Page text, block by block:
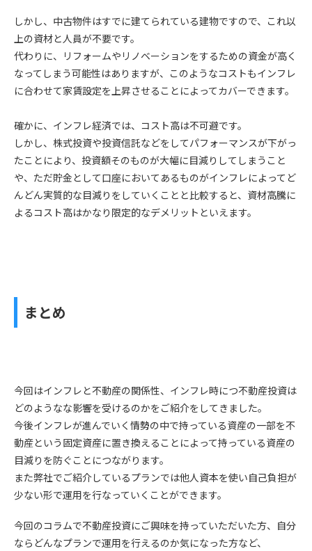
しかし、中古物件はすでに建てられている建物ですので、これ以
上の資材と人員が不要です。
代わりに、リフォームやリノベーションをするための資金が高く
なってしまう可能性はありますが、このようなコストもインフレ
に合わせて家賃設定を上昇させることによってカバーできます。
確かに、インフレ経済では、コスト高は不可避です。
しかし、株式投資や投資信託などをしてパフォーマンスが下がっ
たことにより、投資額そのものが大幅に目減りしてしまうこと
や、ただ貯金として口座においてあるものがインフレによってど
んどん実質的な目減りをしていくことと比較すると、資材高騰に
よるコスト高はかなり限定的なデメリットといえます。
まとめ
今回はインフレと不動産の関係性、インフレ時につ不動産投資は
どのようなな影響を受けるのかをご紹介をしてきました。
今後インフレが進んでいく情勢の中で持っている資産の一部を不
動産という固定資産に置き換えることによって持っている資産の
目減りを防ぐことにつながります。
また弊社でご紹介しているプランでは他人資本を使い自己負担が
少ない形で運用を行なっていくことができます。
今回のコラムで不動産投資にご興味を持っていただいた方、自分
ならどんなプランで運用を行えるのか気になった方など、